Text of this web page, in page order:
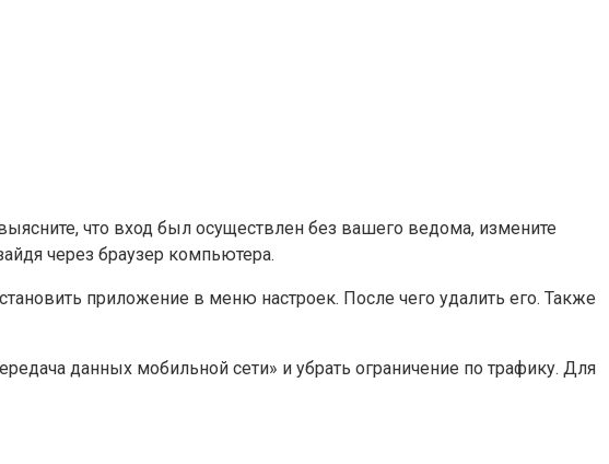
что вход был осуществлен без вашего ведома, измените
через браузер компьютера.
приложение в меню настроек. После чего удалить его. Также
данных мобильной сети» и убрать ограничение по трафику. Для